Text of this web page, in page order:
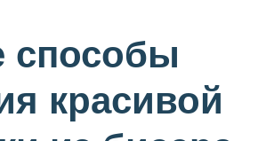
способы
красивой